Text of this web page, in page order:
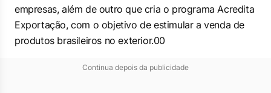
empresas, além de outro que cria o programa Acredita
Exportação, com o objetivo de estimular a venda de
produtos brasileiros no exterior.00
Continua depois da publicidade